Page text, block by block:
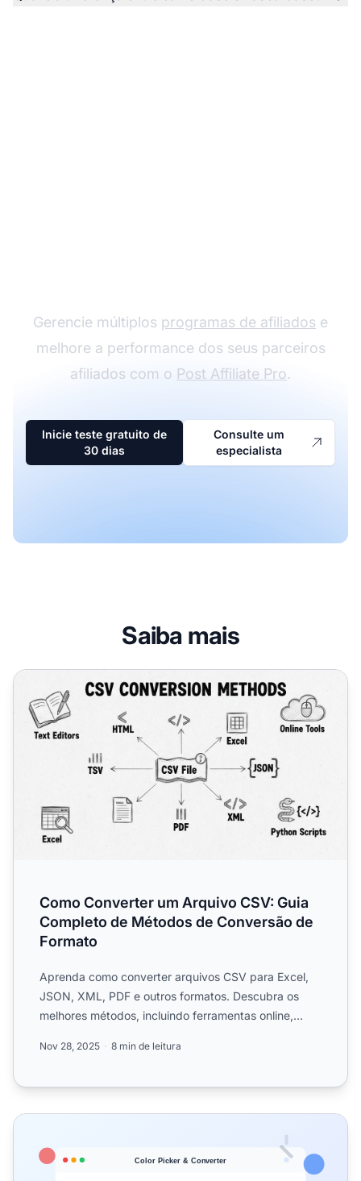
Gerencie múltiplos programas de afiliados e
melhore a performance dos seus parceiros
afiliados com o Post Affiliate Pro.
Inicie teste gratuito de
30 dias
Consulte um
especialista
Saiba mais
Como Converter um Arquivo CSV: Guia Completo de
Como Converter um Arquivo CSV: Guia
Completo de Métodos de Conversão de
Formato
Aprenda como converter arquivos CSV para Excel,
JSON, XML, PDF e outros formatos. Descubra os
melhores métodos, incluindo ferramentas online,
Nov 28, 2025 8 min de leitura
Seletor de Cores - Conversor HEX RGB HSL e Gerador